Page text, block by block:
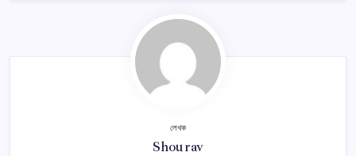
লেখক
Shourav